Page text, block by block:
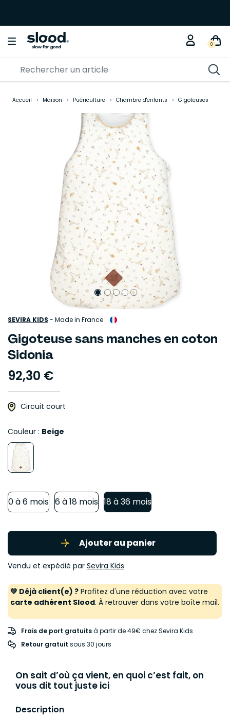
0
Accueil Maison Puériculture Chambre d'enfants Gigoteuses
SEVIRA KIDS - Made in France
Gigoteuse sans manches en coton
Sidonia
92,30 €
Circuit court
Couleur : Beige
0 à 6 mois 6 à 18 mois 18 à 36 mois
Ajouter au panier
Vendu et expédié par Sevira Kids
💚 Déjà client(e) ? Profitez d'une réduction avec votre
carte adhérent Slood. À retrouver dans votre boîte mail.
Frais de port gratuitsà partir de 49€ chez Sevira Kids
Retour gratuit sous 30 jours
On sait d’où ça vient, en quoi c’est fait, on
vous dit tout juste ici
Description